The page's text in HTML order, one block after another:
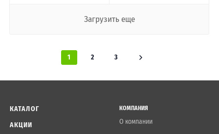
Загрузить еще
1 2 3
КАТАЛОГ
АКЦИИ
КОМПАНИЯ
О компании